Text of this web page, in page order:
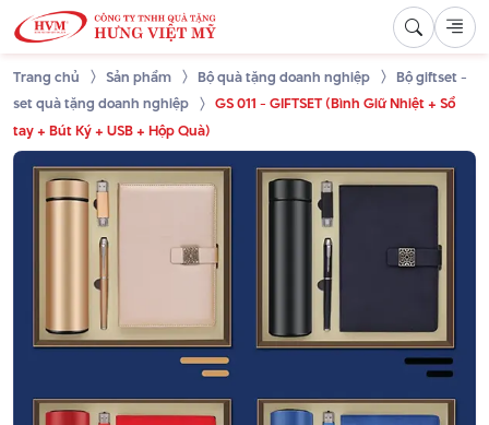
Trang chủ Sản phẩm Bộ quà tặng doanh nghiệp
Bộ giftset -
set quà tặng doanh nghiệp
GS 011 - GIFTSET (Bình Giữ Nhiệt + Sổ
tay + Bút Ký + USB + Hộp Quà)